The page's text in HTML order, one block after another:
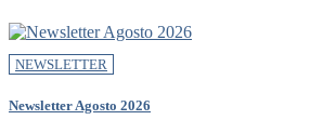
NEWSLETTER
Newsletter Agosto 2026